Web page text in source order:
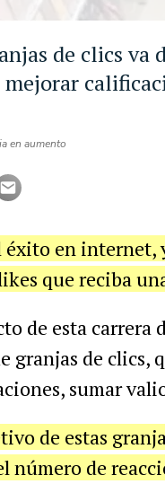
de clics va
en aumento
éxito en internet,
que reciba
de esta carrera
granjas de clics,
sumar
de estas
número de